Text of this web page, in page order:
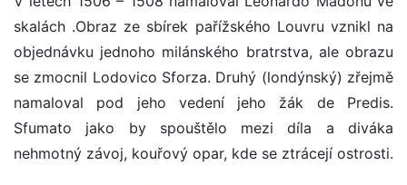
skalách .Obraz ze sbírek pařížského Louvru vznikl na
objednávku jednoho milánského bratrstva, ale obrazu
se zmocnil Lodovico Sforza. Druhý (londýnský) zřejmě
namaloval pod jeho vedení jeho žák de Predis.
Sfumato jako by spouštělo mezi díla a diváka
nehmotný závoj, kouřový opar, kde se ztrácejí ostrosti.